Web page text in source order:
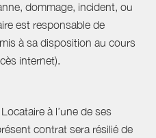
dommage, incident, ou
est responsable de
à sa disposition au cours
internet).
à l’une de ses
contrat sera résilié de